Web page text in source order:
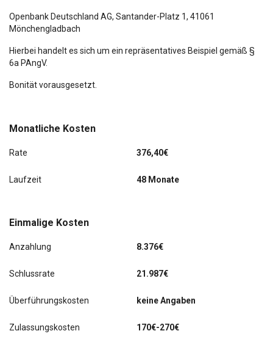
Anhängerkupplung abnehmbar
Anhängerkupplung: Kugelkopf abnehmbar
elektr. Heckklappe
Navigationssystem
Sitzheizung
Smartphone-Integration (Apple CarPlay und Android
Sourroundsound System Burmester
Tempomat
Scheibenwischer mit Regensensor
Monatliche Kosten
Rate 376,40€
Laufzeit 48 Monate
Einmalige Kosten
Anzahlung 8.376€
Schlussrate 21.987€
Überführungskosten keine Angaben
Zulassungskosten 170€-270€
Openbank Deutschland AG, Santander-Platz 1, 41061
Mönchengladbach
Hierbei handelt es sich um ein repräsentatives Beispiel gemäß §
6a PAngV.
Bonität vorausgesetzt.